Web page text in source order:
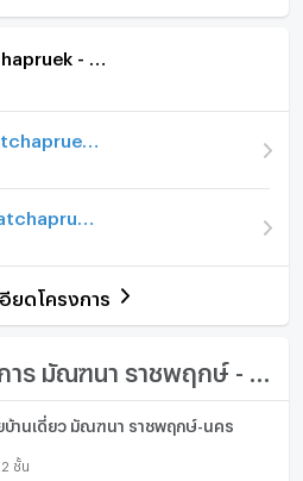
อกบ้าน
ความปลอดภัย 24 ช.ม มาตรา
สภาพใหม่ กุญแจหน้าปะตูบ้านยัง
านใหม่ยังไม่มีชื่อเจ้าของครับ
าชพฤกษ์-นนทบุรี 1 เดินทาง
เส้นราชพฤกษ์-นนทบุรี 1
ศ์วาน ข้ามสะพานมหาเจษฎา
บุรี ข้ามสะพานมหาเจษฎาบดินทร์
67 ตร.ว.
185 ตร.ม.
ในโครงการ
น
lock
ประกาศเช่า Mantana Ratchapruek - Nakornin
อียดโครงการ
านเดี่ยว มัณฑนา ราชพฤกษ์-นคร
2 ชั้น